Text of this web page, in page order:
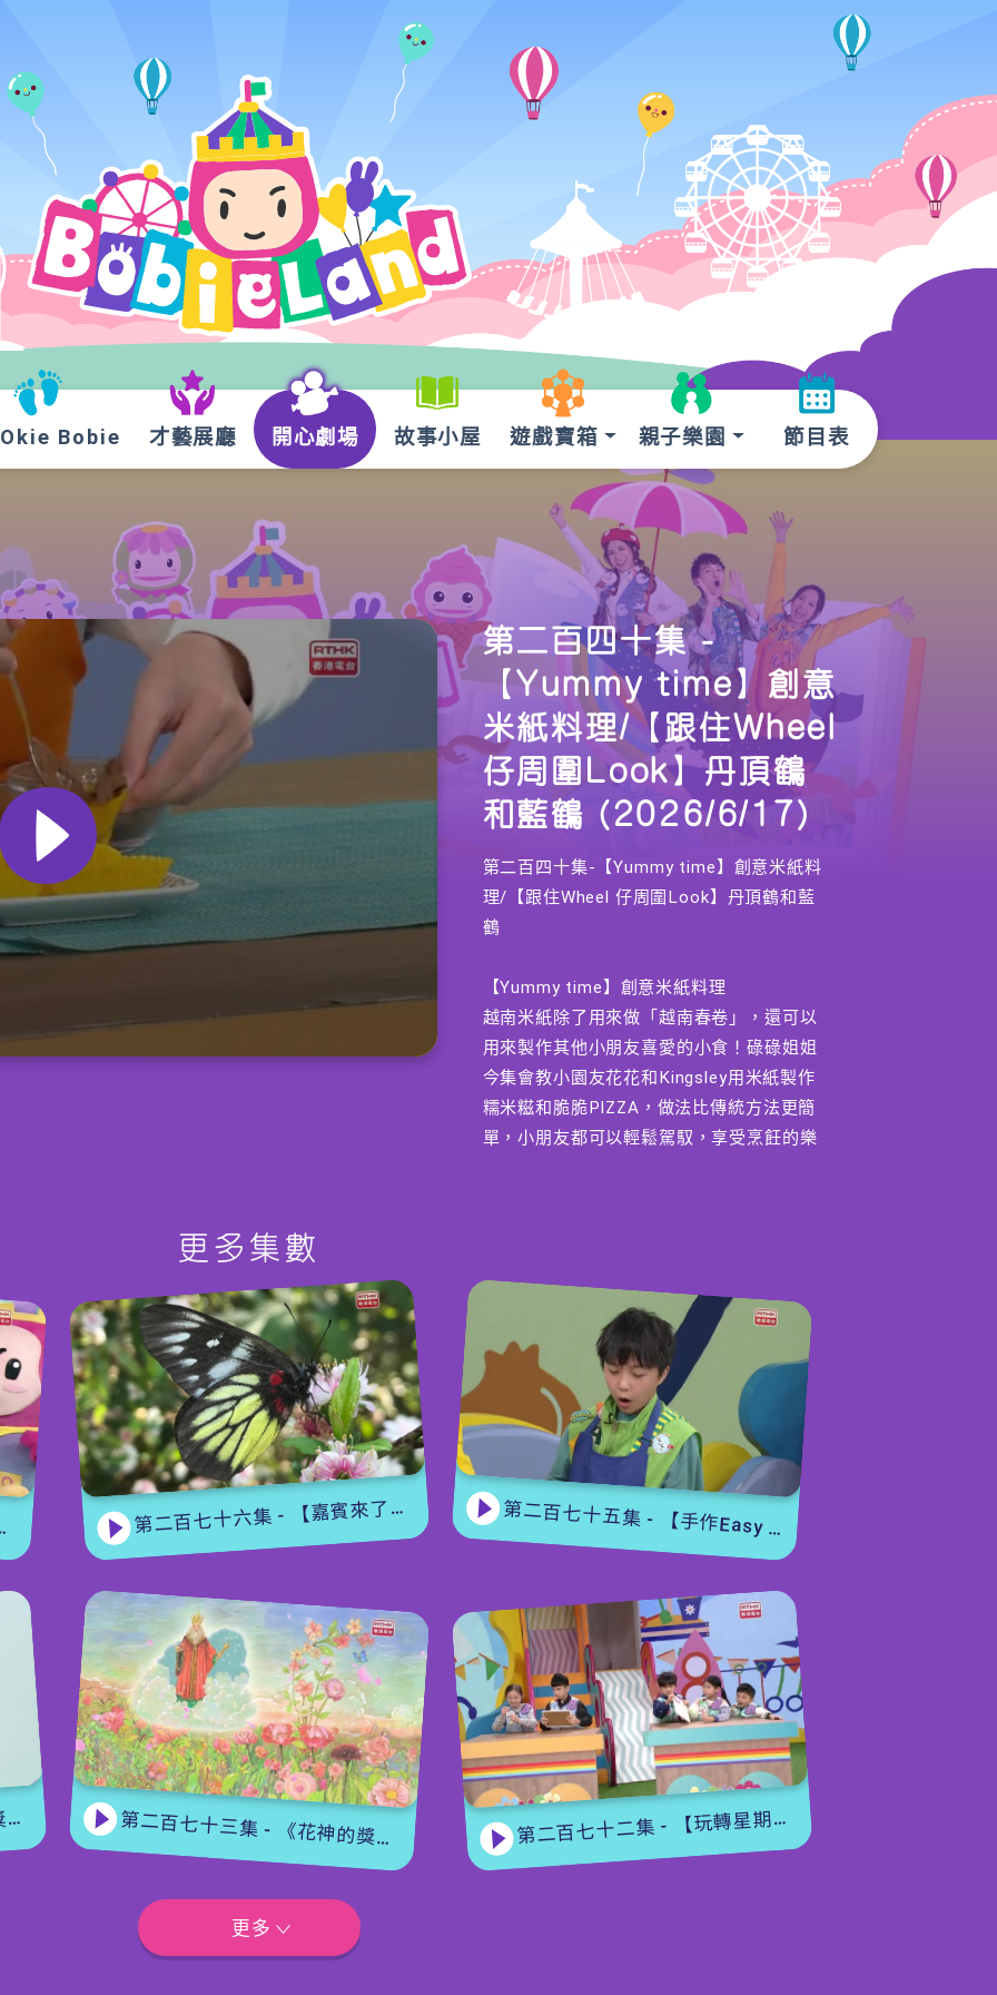
Bobie 才藝展廳 開心劇場 故事小屋 遊戲寶箱 親子樂園 節目表
第二百四十集 -
【Yummy time】創意
米紙料理/【跟住Wheel
仔周圍Look】丹頂鶴
和藍鶴 (2026/6/17)
第二百四十集-【Yummy time】創意米紙料
理/【跟住Wheel 仔周圍Look】丹頂鶴和藍
鶴
【Yummy time】創意米紙料理
越南米紙除了用來做「越南春卷」，還可以
用來製作其他小朋友喜愛的小食！碌碌姐姐
今集會教小園友花花和Kingsley用米紙製作
糯米糍和脆脆PIZZA，做法比傳統方法更簡
單，小朋友都可以輕鬆駕馭，享受烹飪的樂
友，是雄偉的丹頂鶴和漂亮的藍鶴小姐。
編導：吳諾雯
更多集數
第二百七十六集 - 【嘉賓來了】 蝴蝶專家 第二百七十五集 - 【手作Easy Job】 盆栽磨菇 【Yummy Time】仲夏蝴蝶粉
第二百七十三集 - 《花神的獎勵》上集 第二百七十二集 - 【玩轉星期五】眼力大挑戰
更多